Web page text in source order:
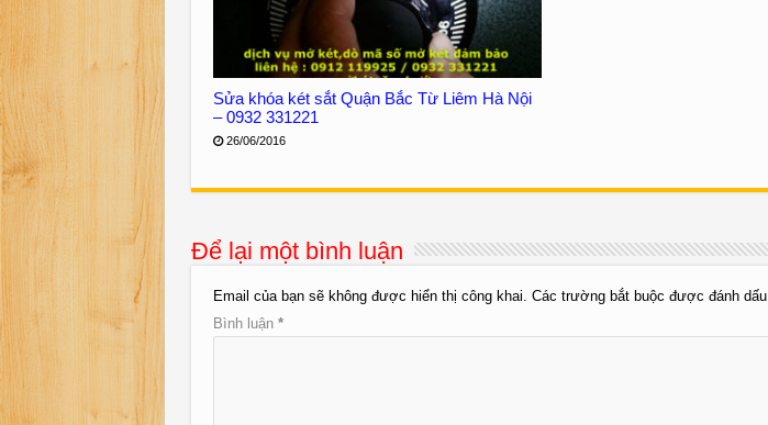
Sửa khóa két sắt Quận Bắc Từ Liêm Hà Nội
– 0932 331221
26/06/2016
Để lại một bình luận
Email của bạn sẽ không được hiển thị công khai. Các trường bắt buộc được đánh dấu
Bình luận *